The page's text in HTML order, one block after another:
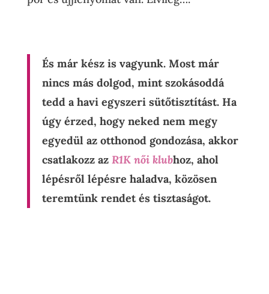
És már kész is vagyunk. Most már
nincs más dolgod, mint szokásoddá
tedd a havi egyszeri sütőtisztítást. Ha
úgy érzed, hogy neked nem megy
egyedül az otthonod gondozása, akkor
csatlakozz az R1K női klubhoz, ahol
lépésről lépésre haladva, közösen
teremtünk rendet és tisztaságot.